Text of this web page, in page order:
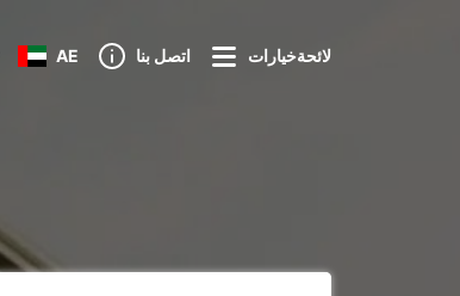
AE اتصل بنا لائحةخيارات